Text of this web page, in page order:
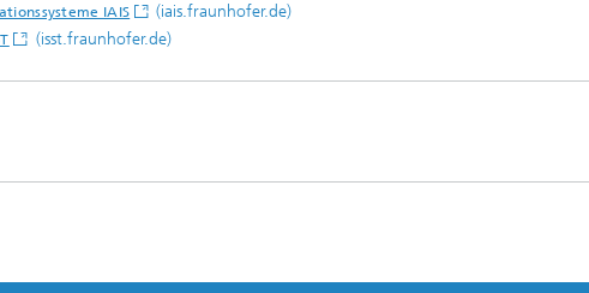
IAIS (iais.fraunhofer.de)
(isst.fraunhofer.de)